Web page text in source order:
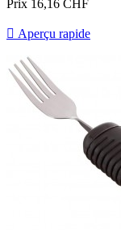
Prix 16,16 CHF
 Aperçu rapide